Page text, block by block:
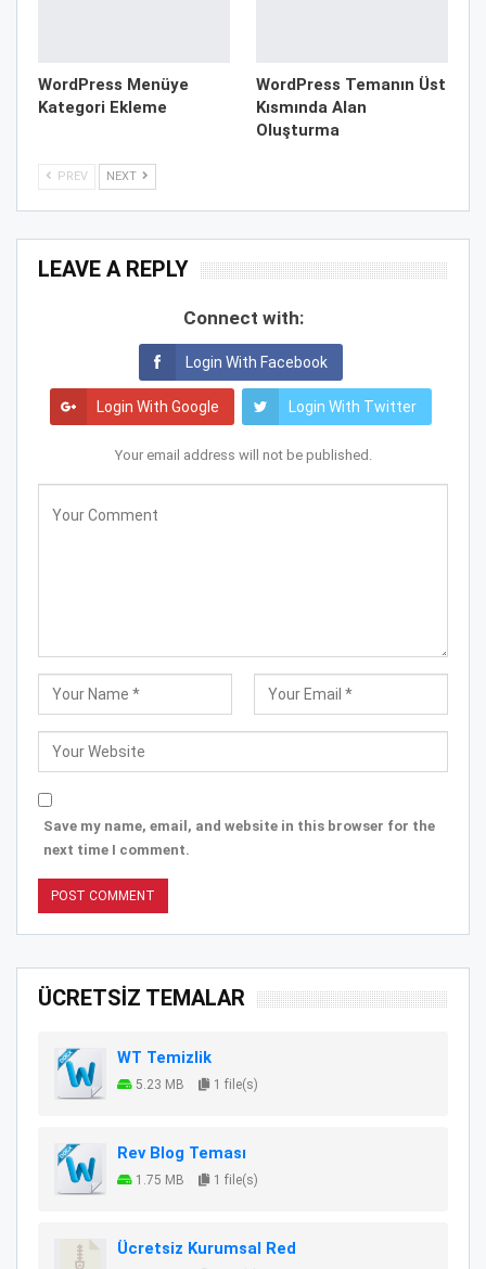
WordPress Menüye
Kategori Ekleme
WordPress Temanın Üst
Kısmında Alan
Oluşturma
PREV NEXT
LEAVE A REPLY
Connect with:
Login With Facebook
Login With Google Login With Twitter
Your email address will not be published.
Save my name, email, and website in this browser for the
next time I comment.
ÜCRETSİZ TEMALAR
WT Temizlik
5.23 MB 1 file(s)
Rev Blog Teması
1.75 MB 1 file(s)
Ücretsiz Kurumsal Red